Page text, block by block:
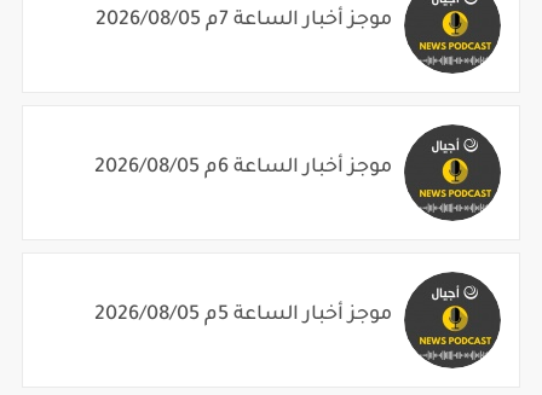
موجز أخبار الساعة 7م 2026/08/05
موجز أخبار الساعة 6م 2026/08/05
موجز أخبار الساعة 5م 2026/08/05